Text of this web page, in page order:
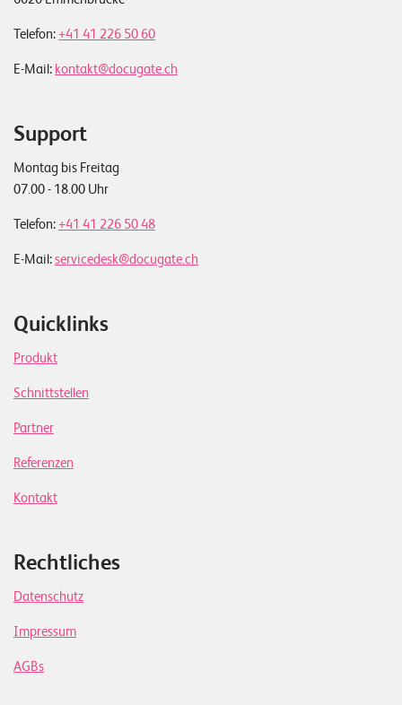
Telefon: +41 41 226 50 60
E-Mail: kontakt@docugate.ch
Support
Montag bis Freitag
07.00 - 18.00 Uhr
Telefon: +41 41 226 50 48
E-Mail:servicedesk@docugate.ch
Quicklinks
Produkt
Schnittstellen
Partner
Referenzen
Kontakt
Rechtliches
Datenschutz
Impressum
AGBs